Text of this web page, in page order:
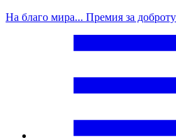
На благо мира... Премия за